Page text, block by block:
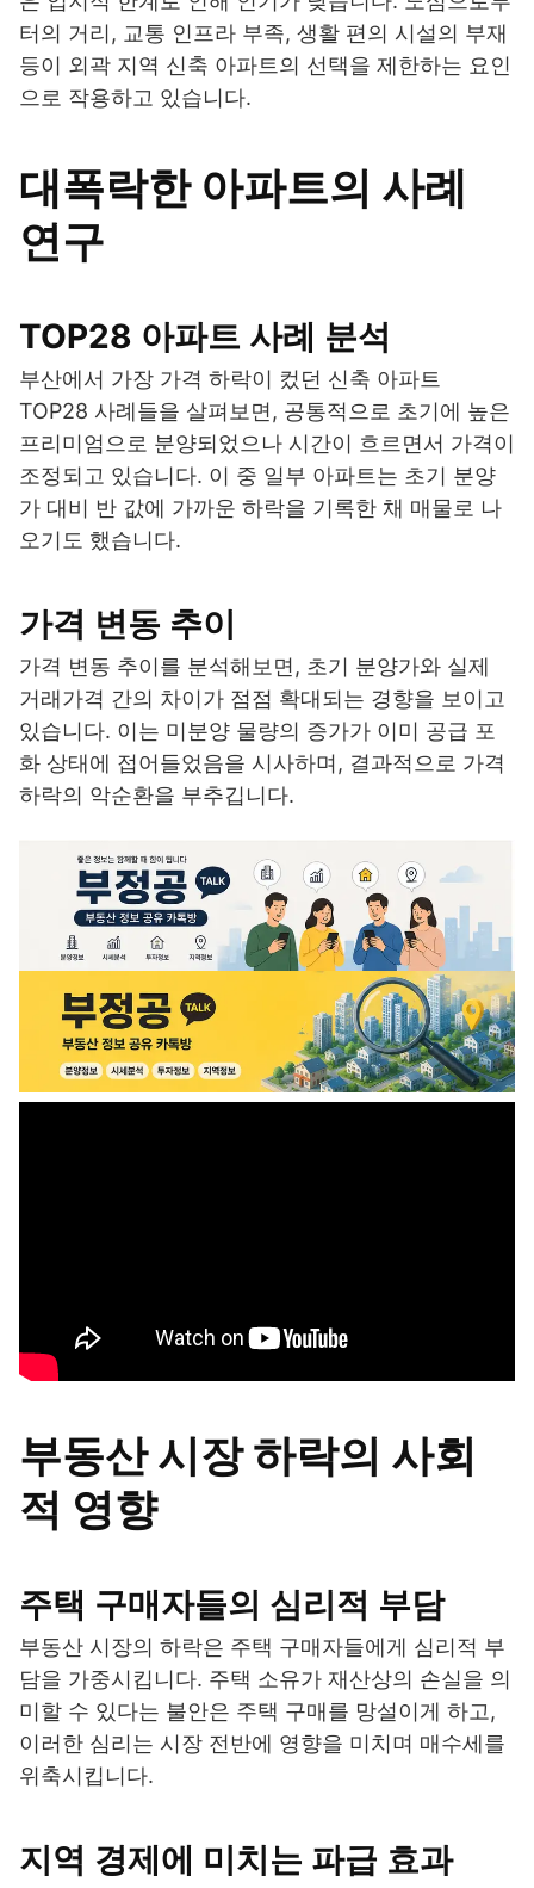
터의 거리, 교통 인프라 부족, 생활 편의 시설의 부재
등이 외곽 지역 신축 아파트의 선택을 제한하는 요인
으로 작용하고 있습니다.
대폭락한 아파트의 사례
연구
TOP28 아파트 사례 분석
부산에서 가장 가격 하락이 컸던 신축 아파트
TOP28 사례들을 살펴보면, 공통적으로 초기에 높은
프리미엄으로 분양되었으나 시간이 흐르면서 가격이
조정되고 있습니다. 이 중 일부 아파트는 초기 분양
가 대비 반 값에 가까운 하락을 기록한 채 매물로 나
오기도 했습니다.
가격 변동 추이
가격 변동 추이를 분석해보면, 초기 분양가와 실제
거래가격 간의 차이가 점점 확대되는 경향을 보이고
있습니다. 이는 미분양 물량의 증가가 이미 공급 포
화 상태에 접어들었음을 시사하며, 결과적으로 가격
하락의 악순환을 부추깁니다.
부동산 시장 하락의 사회
적 영향
주택 구매자들의 심리적 부담
부동산 시장의 하락은 주택 구매자들에게 심리적 부
담을 가중시킵니다. 주택 소유가 재산상의 손실을 의
미할 수 있다는 불안은 주택 구매를 망설이게 하고,
이러한 심리는 시장 전반에 영향을 미치며 매수세를
위축시킵니다.
지역 경제에 미치는 파급 효과